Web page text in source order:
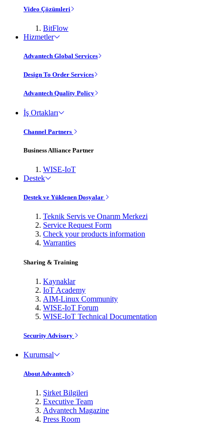
Video Çözümleri
BitFlow
Hizmetler
Advantech Global Services
Design To Order Services
Advantech Quality Policy
İş Ortakları
Channel Partners
Business Alliance Partner
WISE-IoT
Destek
Destek ve Yüklenen Dosyalar
Teknik Servis ve Onarım Merkezi
Service Request Form
Check your products information
Warranties
Sharing & Training
Kaynaklar
IoT Academy
AIM-Linux Community
WISE-IoT Forum
WISE-IoT Technical Documentation
Security Advisory
Kurumsal
About Advantech
Şirket Bilgileri
Executive Team
Advantech Magazine
Press Room